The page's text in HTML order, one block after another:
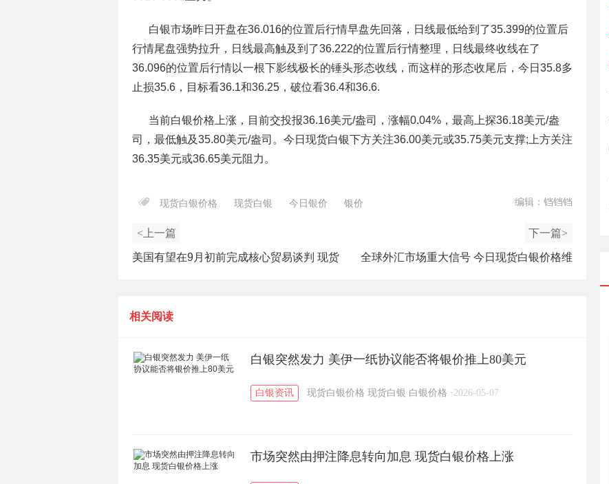
白银市场昨日开盘在36.016的位置后行情早盘先回落，日线最低给到了35.399的位置后
行情尾盘强势拉升，日线最高触及到了36.222的位置后行情整理，日线最终收线在了
36.096的位置后行情以一根下影线极长的锤头形态收线，而这样的形态收尾后，今日35.8多
止损35.6，目标看36.1和36.25，破位看36.4和36.6.
当前白银价格上涨，目前交投报36.16美元/盎司，涨幅0.04%，最高上探36.18美元/盎
司，最低触及35.80美元/盎司。今日现货白银下方关注36.00美元或35.75美元支撑;上方关注
36.35美元或36.65美元阻力。
现货白银价格 现货白银 今日银价 银价 编辑：铛铛铛
<上一篇
美国有望在9月初前完成核心贸易谈判 现货
下一篇>
全球外汇市场重大信号 今日现货白银价格维
相关阅读
白银突然发力 美伊一纸协议能否将银价推上80美元
白银资讯 现货白银价格 现货白银 白银价格 · 2026-05-07
市场突然由押注降息转向加息 现货白银价格上涨